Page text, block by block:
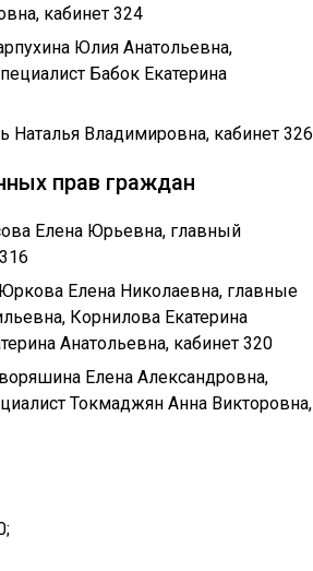
кабинет 324
Юлия Анатольевна,
Бабок Екатерина
Владимировна, кабинет 326
прав граждан
Елена Юрьевна, главный
Елена Николаевна, главные
Корнилова Екатерина
Анатольевна, кабинет 320
Елена Александровна,
Токмаджян Анна Викторовна,
;